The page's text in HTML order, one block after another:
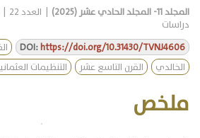
المجلد11- المجلد الحادي عشر (2025) العدد22
دراسات
DOI:https://doi.org/10.31430/TVNJ4606
الخالدي
القرن التاسع عشر التنظيمات
ملخص